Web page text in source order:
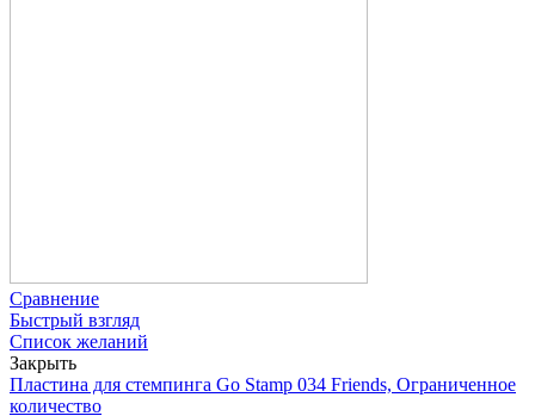
Сравнение
Быстрый взгляд
Список желаний
Закрыть
Пластина для стемпинга Go Stamp 034 Friends, Ограниченное
количество